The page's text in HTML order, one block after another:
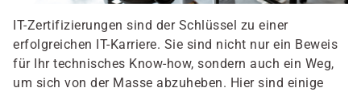
IT-Zertifizierungen sind der Schlüssel zu einer
erfolgreichen IT-Karriere. Sie sind nicht nur ein Beweis
für Ihr technisches Know-how, sondern auch ein Weg,
um sich von der Masse abzuheben. Hier sind einige